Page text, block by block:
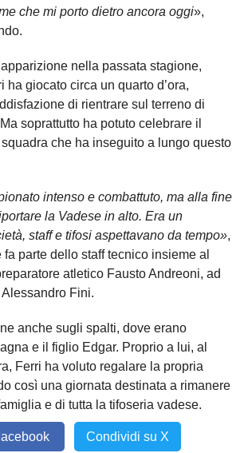
che mi porto dietro ancora oggi»,
nella passata stagione,
ha giocato circa un quarto d’ora,
di rientrare sul terreno di
soprattutto ha potuto celebrare il
che ha inseguito a lungo questo
intenso e combattuto, ma alla fine
la Vadese in alto. Era un
staff e tifosi aspettavano da tempo»,
parte dello staff tecnico insieme al
atletico Fausto Andreoni, ad
Fini.
anche sugli spalti, dove erano
e il figlio Edgar. Proprio a lui, al
Ferri ha voluto regalare la propria
così una giornata destinata a rimanere
e di tutta la tifoseria vadese.
Condividi su X